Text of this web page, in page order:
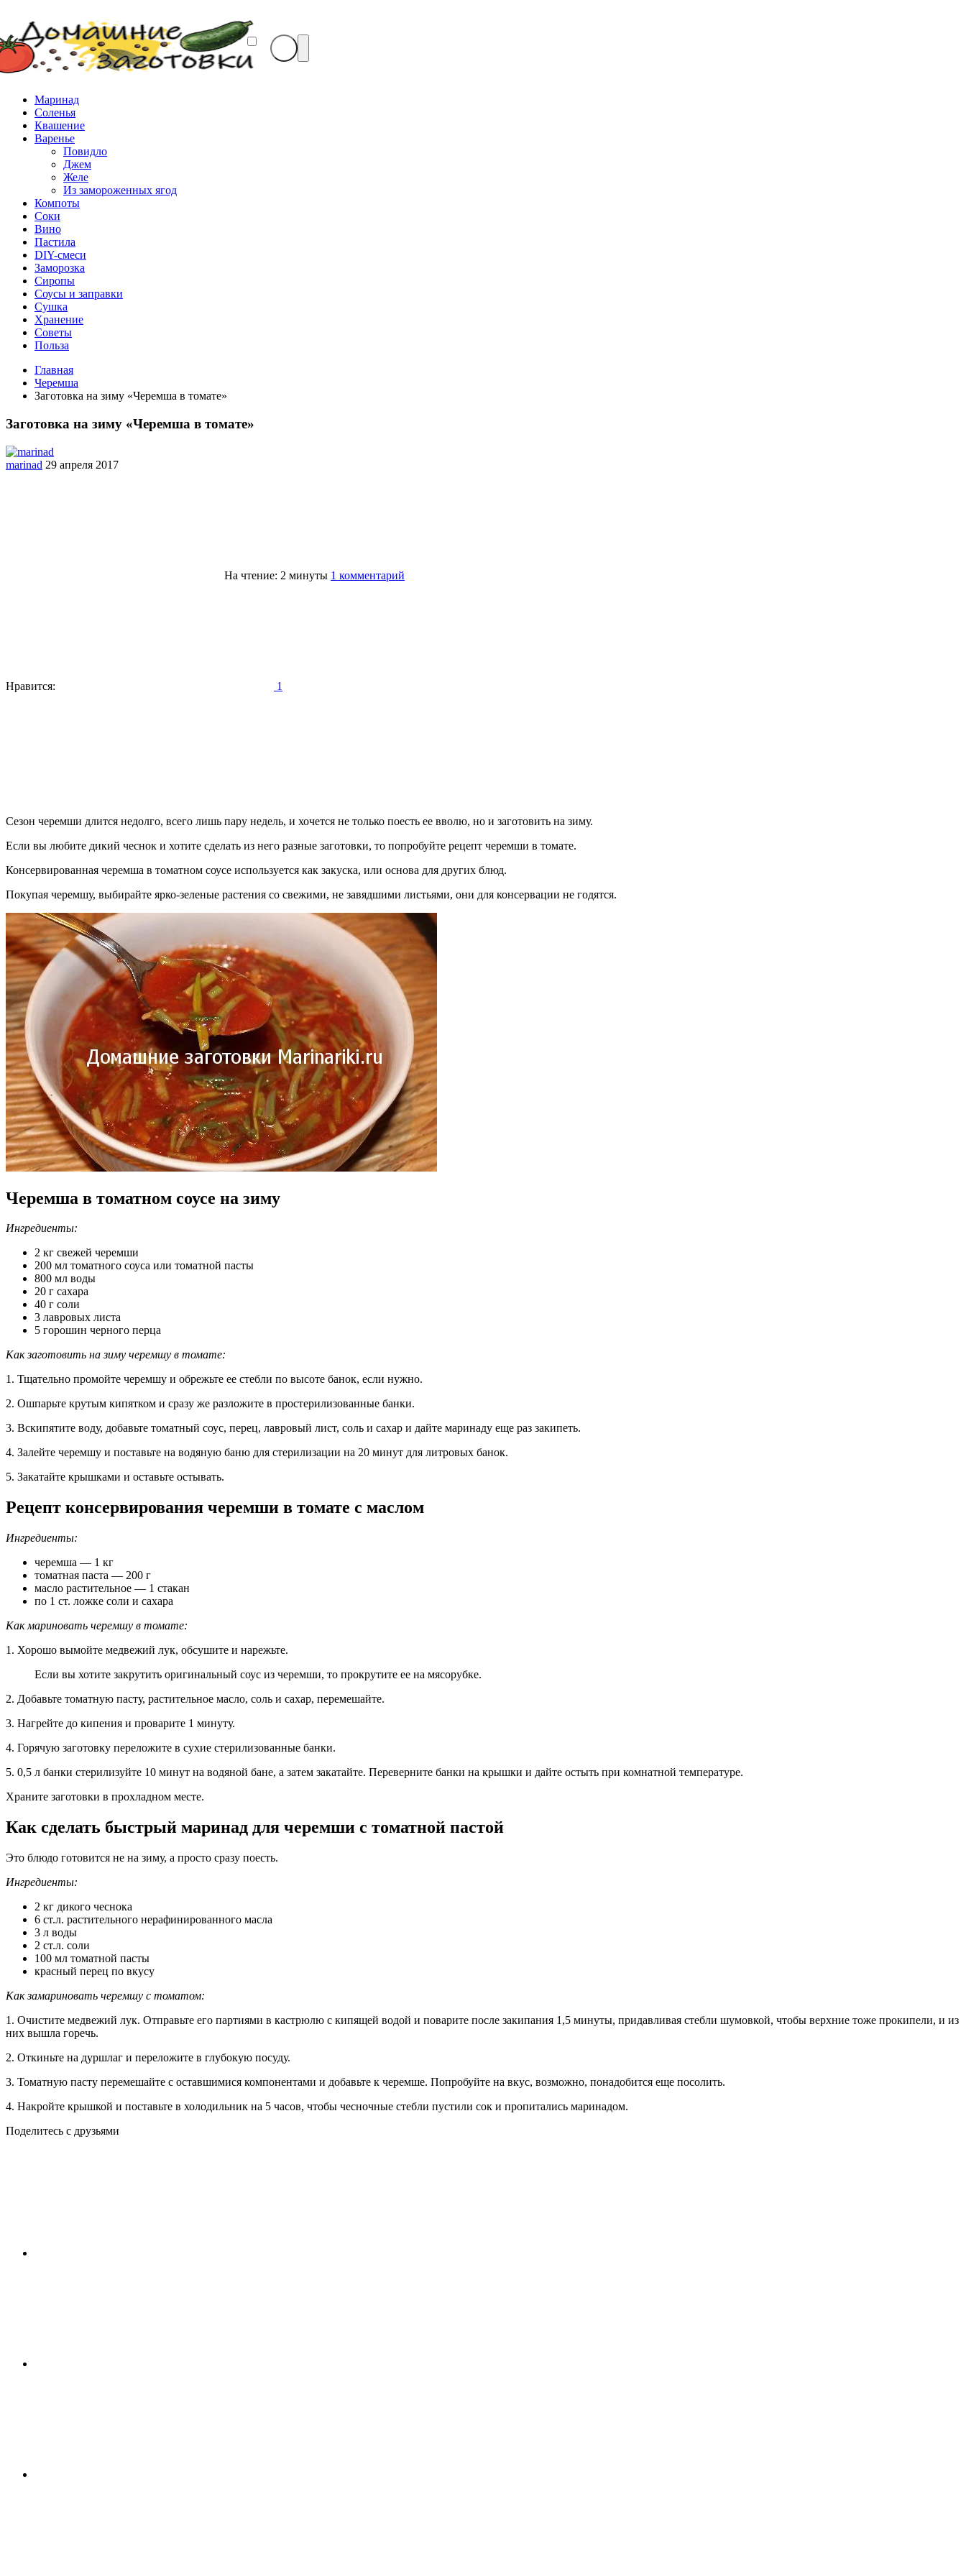
Маринад
Соленья
Квашение
Варенье
Повидло
Джем
Желе
Из замороженных ягод
Компоты
Соки
Вино
Пастила
DIY-смеси
Заморозка
Сиропы
Соусы и заправки
Сушка
Хранение
Советы
Польза
Главная
Черемша
Заготовка на зиму «Черемша в томате»
Заготовка на зиму «Черемша в томате»
marinad 29 апреля 2017
На чтение: 2 минуты 1 комментарий
Нравится: 1
Сезон черемши длится недолго, всего лишь пару недель, и хочется не только поесть ее вволю, но и заготовить на зиму.
Если вы любите дикий чеснок и хотите сделать из него разные заготовки, то попробуйте рецепт черемши в томате.
Консервированная черемша в томатном соусе используется как закуска, или основа для других блюд.
Покупая черемшу, выбирайте ярко-зеленые растения со свежими, не завядшими листьями, они для консервации не годятся.
Черемша в томатном соусе на зиму
Ингредиенты:
2 кг свежей черемши
200 мл томатного соуса или томатной пасты
800 мл воды
20 г сахара
40 г соли
3 лавровых листа
5 горошин черного перца
Как заготовить на зиму черемшу в томате:
1. Тщательно промойте черемшу и обрежьте ее стебли по высоте банок, если нужно.
2. Ошпарьте крутым кипятком и сразу же разложите в простерилизованные банки.
3. Вскипятите воду, добавьте томатный соус, перец, лавровый лист, соль и сахар и дайте маринаду еще раз закипеть.
4. Залейте черемшу и поставьте на водяную баню для стерилизации на 20 минут для литровых банок.
5. Закатайте крышками и оставьте остывать.
Рецепт консервирования черемши в томате с маслом
Ингредиенты:
черемша — 1 кг
томатная паста — 200 г
масло растительное — 1 стакан
по 1 ст. ложке соли и сахара
Как мариновать черемшу в томате:
1. Хорошо вымойте медвежий лук, обсушите и нарежьте.
Если вы хотите закрутить оригинальный соус из черемши, то прокрутите ее на мясорубке.
2. Добавьте томатную пасту, растительное масло, соль и сахар, перемешайте.
3. Нагрейте до кипения и проварите 1 минуту.
4. Горячую заготовку переложите в сухие стерилизованные банки.
5. 0,5 л банки стерилизуйте 10 минут на водяной бане, а затем закатайте. Переверните банки на крышки и дайте остыть при комнатной температуре.
Храните заготовки в прохладном месте.
Как сделать быстрый маринад для черемши с томатной пастой
Это блюдо готовится не на зиму, а просто сразу поесть.
Ингредиенты:
2 кг дикого чеснока
6 ст.л. растительного нерафинированного масла
3 л воды
2 ст.л. соли
100 мл томатной пасты
красный перец по вкусу
Как замариновать черемшу с томатом:
1. Очистите медвежий лук. Отправьте его партиями в кастрюлю с кипящей водой и поварите после закипания 1,5 минуты, придавливая стебли шумовкой, чтобы верхние тоже прокипели, и из
них вышла горечь.
2. Откиньте на дуршлаг и переложите в глубокую посуду.
3. Томатную пасту перемешайте с оставшимися компонентами и добавьте к черемше. Попробуйте на вкус, возможно, понадобится еще посолить.
4. Накройте крышкой и поставьте в холодильник на 5 часов, чтобы чесночные стебли пустили сок и пропитались маринадом.
Поделитесь с друзьями